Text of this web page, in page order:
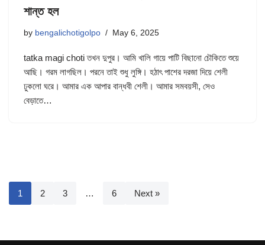
শান্ত হল
by bengalichotigolpo May 6, 2025
tatka magi choti তখন দুপুর। আমি খালি গায়ে পাটি বিছানো চৌকিতে শুয়ে
আছি। গরম লাগছিল। পরনে তাই শুধু লুঙ্গি। হঠাৎ পাশের দরজা দিয়ে শেলী
ঢুকলো ঘরে। আমার এক আপার বান্ধবী শেলী। আমার সমবয়সী, সেও
বেড়াতে…
1 2 3 … 6 Next »